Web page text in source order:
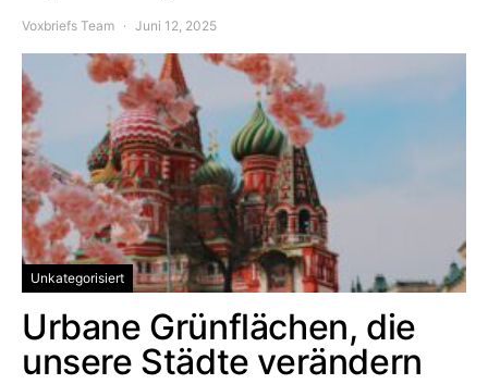
Voxbriefs Team Juni 12, 2025
Unkategorisiert
Urbane Grünflächen, die
unsere Städte verändern